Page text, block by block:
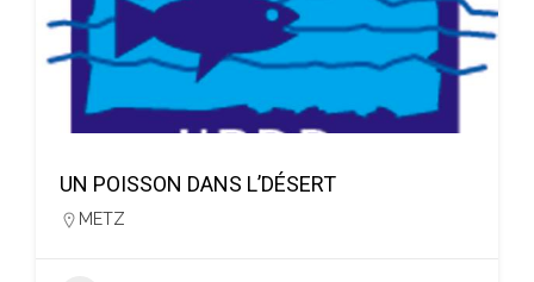
UN POISSON DANS L’DÉSERT
METZ